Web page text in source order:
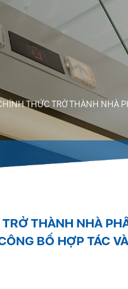
THỨC TRỞ THÀNH NHÀ
THÀNH NHÀ
BỐ HỢP TÁC